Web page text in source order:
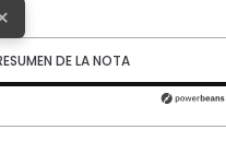
DE LA NOTA
transcurrido: 0 segundos